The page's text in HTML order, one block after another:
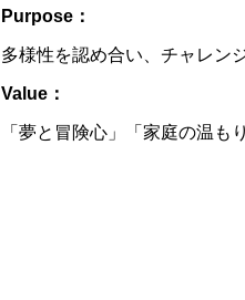
Purpose：
多様性を認め合い、チャレン
Value：
「夢と冒険心」「家庭の温も